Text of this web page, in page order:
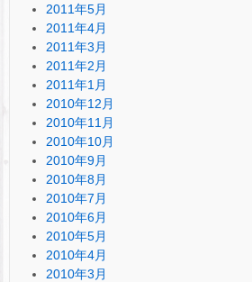
2011年5月
2011年4月
2011年3月
2011年2月
2011年1月
2010年12月
2010年11月
2010年10月
2010年9月
2010年8月
2010年7月
2010年6月
2010年5月
2010年4月
2010年3月